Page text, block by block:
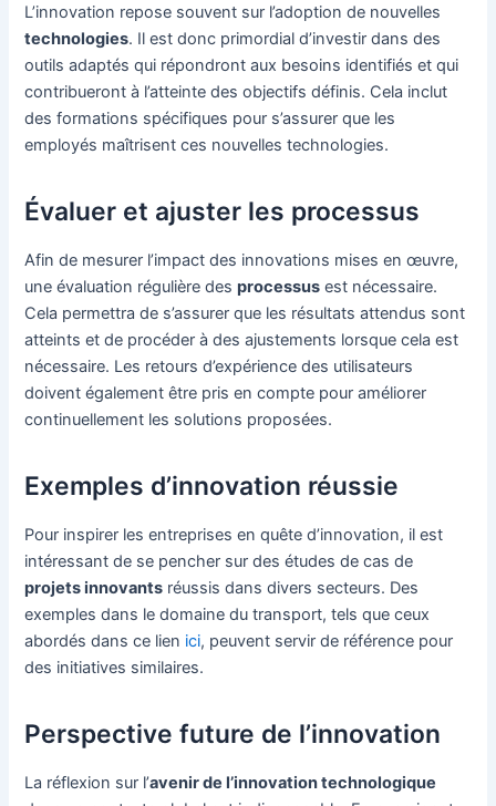
L’innovation repose souvent sur l’adoption de nouvelles
technologies. Il est donc primordial d’investir dans des
outils adaptés qui répondront aux besoins identifiés et qui
contribueront à l’atteinte des objectifs définis. Cela inclut
des formations spécifiques pour s’assurer que les
employés maîtrisent ces nouvelles technologies.
Évaluer et ajuster les processus
Afin de mesurer l’impact des innovations mises en œuvre,
une évaluation régulière desprocessus est nécessaire.
Cela permettra de s’assurer que les résultats attendus sont
atteints et de procéder à des ajustements lorsque cela est
nécessaire. Les retours d’expérience des utilisateurs
doivent également être pris en compte pour améliorer
continuellement les solutions proposées.
Exemples d’innovation réussie
Pour inspirer les entreprises en quête d’innovation, il est
intéressant de se pencher sur des études de cas de
projets innovants réussis dans divers secteurs. Des
exemples dans le domaine du transport, tels que ceux
abordés dans ce lien ici, peuvent servir de référence pour
des initiatives similaires.
Perspective future de l’innovation
La réflexion sur l’avenir de l’innovation technologique